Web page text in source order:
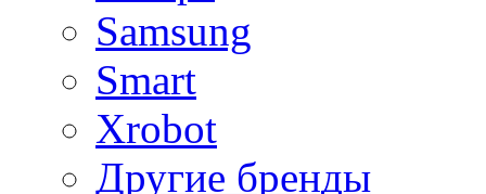
Samsung
Smart
Xrobot
Другие бренды